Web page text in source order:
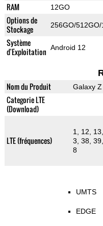
RAM 12GO
Options de
Stockage
256GO/
Système
d'Exploitation Android 12
Nom du Produit Galaxy
Categorie LTE
(Download)
LTE (fréquences)
1, 12,
3, 38,
8
UMTS
EDGE